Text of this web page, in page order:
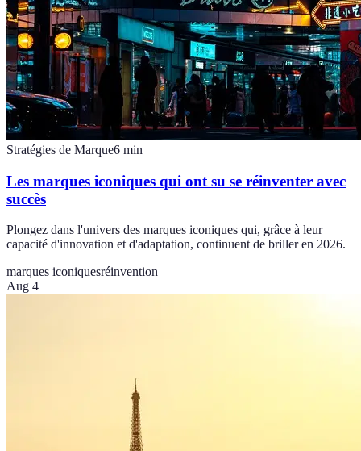
Stratégies de Marque6 min
Les marques iconiques qui ont su se réinventer avec
succès
Plongez dans l'univers des marques iconiques qui, grâce à leur
capacité d'innovation et d'adaptation, continuent de briller en 2026.
marques iconiquesréinvention
Aug 4